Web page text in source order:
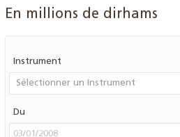
En millions de dirhams
Instrument
Du